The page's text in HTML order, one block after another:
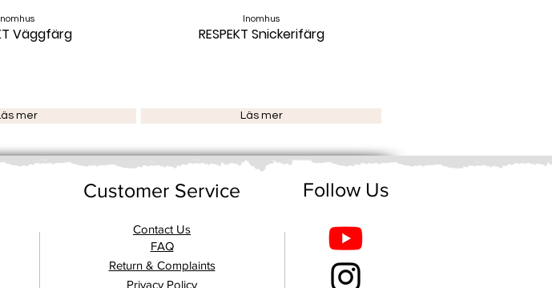
Väggfärg
mer
Inomhus
RESPEKT Snickerifärg
Läs mer
Customer Service
Contact Us
FAQ
Return & Complaints
Privacy Policy
Follow Us